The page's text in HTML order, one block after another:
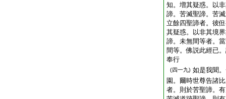
知。増其疑惑。以
諦。苦滅聖諦。苦
立餘四聖諦者。彼
其疑惑。以非其境
諦。未無間等者。
間等。佛説此經已
奉行
(四一九) 如是我聞
園。爾時世尊告諸
者。則於苦聖諦。